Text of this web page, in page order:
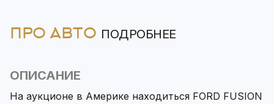
ПРО АВТО ПОДРОБНЕЕ
ОПИСАНИЕ
На аукционе в Америке находиться FORD FUSION